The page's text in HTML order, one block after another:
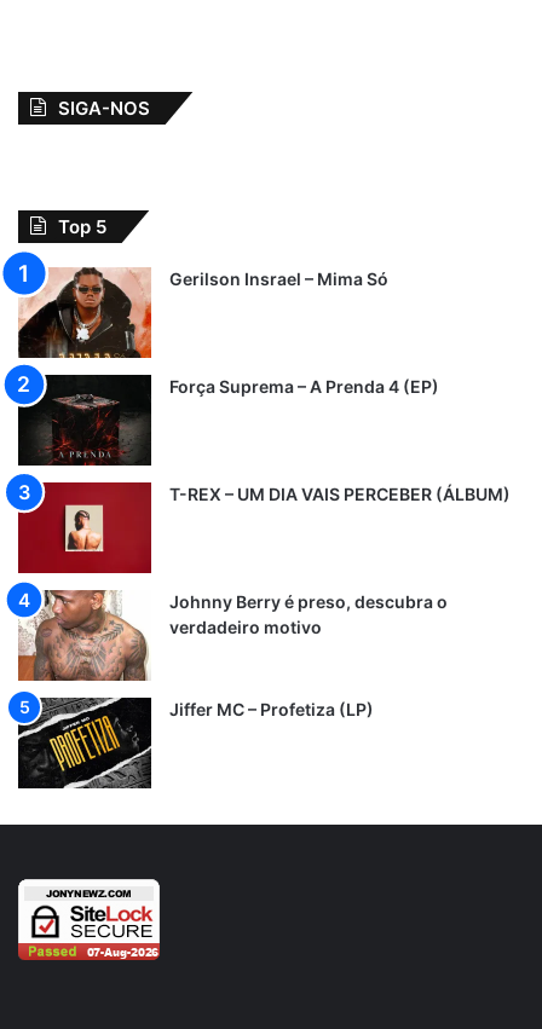
SIGA-NOS
Top 5
Gerilson Insrael – Mima Só
Força Suprema – A Prenda 4 (EP)
T-REX – UM DIA VAIS PERCEBER (ÁLBUM)
Johnny Berry é preso, descubra o
verdadeiro motivo
Jiffer MC – Profetiza (LP)